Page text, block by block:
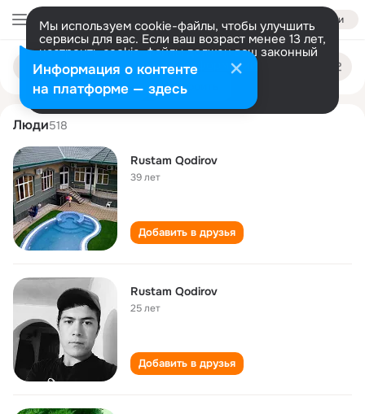
Войти
Мы используем cookie-файлы, чтобы улучшить
сервисы для вас. Если ваш возраст менее 13 лет,
настроить cookie-файлы должен ваш законный
представитель. Больше информации
Разрешить все Настроить
Поиск
людям
rustam qodirov
Люди518
Rustam Qodirov
39 лет
Добавить в друзья
Rustam Qodirov
25 лет
Добавить в друзья
Информация о контенте
на платформе — здесь